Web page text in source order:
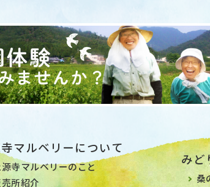
マルベリーについて
源寺マルベリーのこと
所紹介
みど
桑